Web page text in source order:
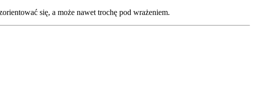
się, a może nawet trochę pod wrażeniem.